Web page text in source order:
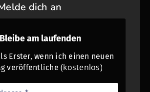
dich an
Bleibe am laufenden
Erster, wenn ich einen neuen
veröffentliche (kostenlos)